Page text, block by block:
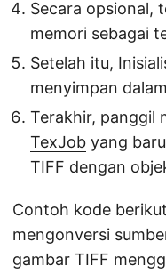
Secara opsional,
memori sebagai
Setelah itu,
menyimpan
Terakhir, panggil
TexJob yang
TIFF dengan
Contoh kode
mengonversi
gambar TIFF